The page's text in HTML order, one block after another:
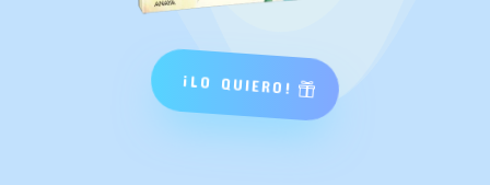
¡LO QUIERO!